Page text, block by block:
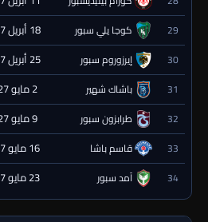
29 كوجا يلي سبور 18 أبريل 2027 - 19:00
30 إيرزوروم سبور 25 أبريل 2027 - 19:00
31 باشاك شهير 2 مايو 2027 - 20:00
32 طرابزون سبور 9 مايو 2027 - 20:00
33 قاسم باشا 16 مايو 2027 - 20:00
34 آمد سبور 23 مايو 2027 - 20:00